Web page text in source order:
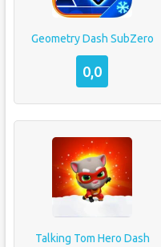
Geometry Dash SubZero
0,0
Talking Tom Hero Dash